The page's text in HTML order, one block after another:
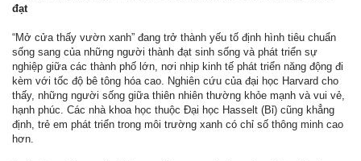
đạt
“Mở cửa thấy vườn xanh” đang trở thành yếu tố định hình tiêu chuẩn
sống sang của những người thành đạt sinh sống và phát triển sự
nghiệp giữa các thành phố lớn, nơi nhịp kinh tế phát triển năng động đi
kèm với tốc độ bê tông hóa cao. Nghiên cứu của đại học Harvard cho
thấy, những người sống giữa thiên nhiên thường khỏe mạnh và vui vẻ,
hạnh phúc. Các nhà khoa học thuộc Đại học Hasselt (Bỉ) cũng khẳng
định, trẻ em phát triển trong môi trường xanh có chỉ số thông minh cao
hơn.